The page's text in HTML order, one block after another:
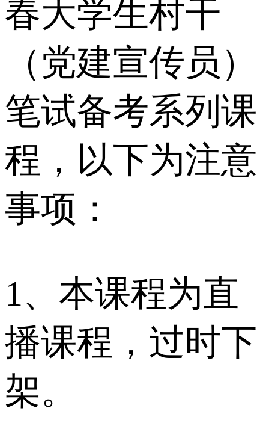
春大学生村干
（党建宣传员）
笔试备考系列课
程，以下为注意
事项：
1、本课程为直
播课程，过时下
架。